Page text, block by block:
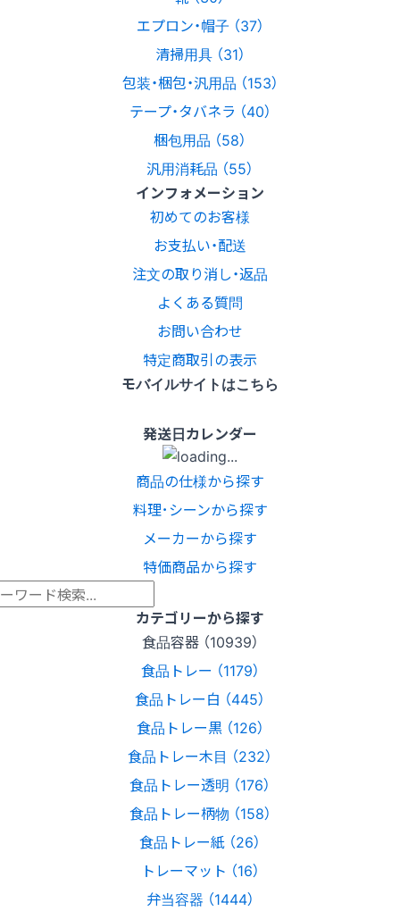
エプロン・帽子 （37）
清掃用具 （31）
包装・梱包・汎用品 （153）
テープ・タバネラ （40）
梱包用品 （58）
汎用消耗品 （55）
インフォメーション
初めてのお客様
お支払い・配送
注文の取り消し・返品
よくある質問
お問い合わせ
特定商取引の表示
モバイルサイトはこちら
発送日カレンダー
商品の仕様から探す
料理･シーンから探す
メーカーから探す
特価商品から探す
カテゴリーから探す
食品容器 （10939）
食品トレー （1179）
食品トレー白 （445）
食品トレー黒 （126）
食品トレー木目 （232）
食品トレー透明 （176）
食品トレー柄物 （158）
食品トレー紙 （26）
トレーマット （16）
弁当容器 （1444）